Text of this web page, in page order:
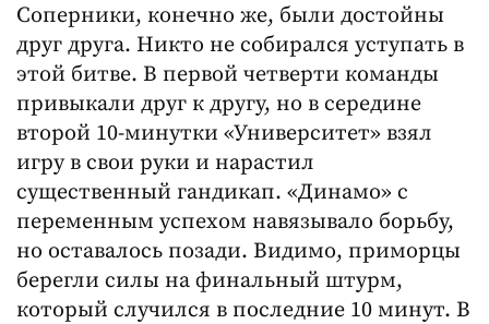
Соперники, конечно же, были достойны
друг друга. Никто не собирался уступать в
этой битве. В первой четверти команды
привыкали друг к другу, но в середине
второй 10-минутки «Университет» взял
игру в свои руки и нарастил
существенный гандикап. «Динамо» с
переменным успехом навязывало борьбу,
но оставалось позади. Видимо, приморцы
берегли силы на финальный штурм,
который случился в последние 10 минут. В